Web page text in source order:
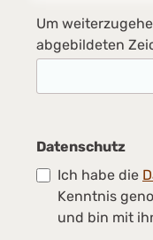
Um
abgebildeten
Datenschutz
Ich habe die
Kenntnis
und bin mit